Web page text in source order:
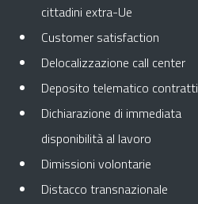
cittadini extra-Ue
Customer satisfaction
Delocalizzazione call center
Deposito telematico contratti
Dichiarazione di immediata
disponibilità al lavoro
Dimissioni volontarie
Distacco transnazionale